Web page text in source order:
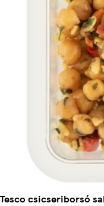
Tesco csicseriborsó